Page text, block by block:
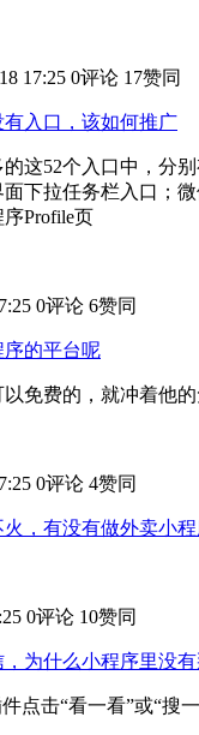
17:25 0评论 17赞同
入口，该如何推广
这52个入口中，分
下拉任务栏入口；
Profile页
0评论 6赞同
的平台呢
免费的，就冲着他
0评论 4赞同
，有没有做外卖小
0评论 10赞同
为什么小程序里没有
点击“看一看”或“搜